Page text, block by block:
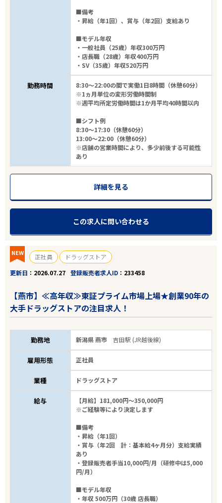
■備考
・昇給（年1回）、賞与（年2回）支給あり
■モデル年収
・一般社員（25歳）年収300万円
・店長職（28歳）年収400万円
・SV（35歳）年収520万円
勤務時間
8:30～22:00の間で実働1日8時間（休憩60分）
※1ヵ月単位の変形労働時間制
※週平均所定労働時間は1か月平均40時間以内
■シフト例
8:30～17:30（休憩60分）
13:00～22:00（休憩60分）
※店舗の営業時間により、多少前後する可能性
あり
詳細を見る
この求人に問い合わせる
NEW 正社員
ドラッグストア
更新日
2026.07.27 登録販売者求人ID 233458
【燕市】≪高年収≫東証プライム市場上場★創業90年の
大手ドラッグストアの注目求人！
勤務地 新潟県 燕市吉田駅 (JR越後線)
雇用形態 正社員
業種 ドラッグストア
給与
【月給】181,000円～350,000円
※ご経験等により決定します
■備考
・昇給（年1回）
・賞与（年2回 計：基本給4ヶ月分）支給実績
あり
・登録販売者手当10,000円/月（研修中は5,000
円/月）
■モデル年収
・年収 500万円（30歳 店長職）